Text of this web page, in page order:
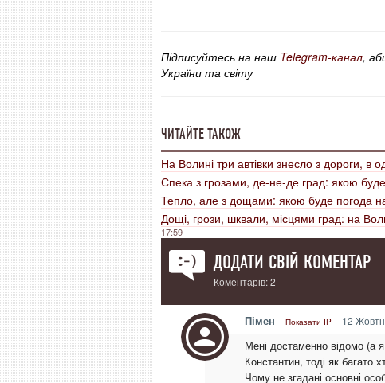
Підписуйтесь на наш Telegram-канал,
України та світу
ЧИТАЙТЕ ТАКОЖ
На Волині три автівки знесло з дороги, в
Спека з грозами, де-не-де град: якою
Тепло, але з дощами: якою буде погода
Дощі, грози, шквали, місцями град: на
17:59
ДОДАТИ СВІЙ КОМЕНТАР
Коментарів: 2
Пімен Показати IP 12
Мені достаменно відомо (а
Константин, тоді як багато
Чому не згадані основні